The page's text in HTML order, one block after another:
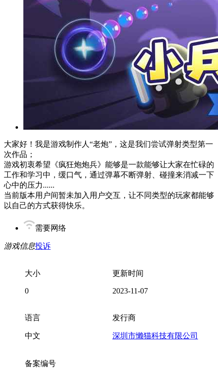
大家好！我是游戏制作人“老炮”，这是我们尝试弹射类型第一
次作品；
游戏初衷希望《疯狂炮炮兵》能够是一款能够让大家在忙碌的
工作和学习中，缓口气，通过弹幕不断弹射、碰撞来消减一下
心中的压力......
当前版本用户间暂未加入用户交互，让不同类型的玩家都能够
以自己的方式获得快乐。
需要网络
游戏信息投诉
大小
0
更新时间
2023-11-07
语言
中文
发行商
深圳市懒猫科技有限公司
备案编号